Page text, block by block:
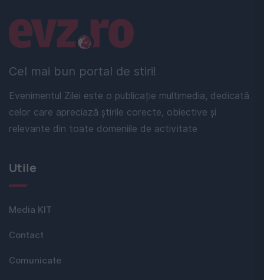
Cel mai bun portal de stiri!
Evenimentul Zilei este o publicație multimedia, dedicată
celor care apreciază știrile corecte, obiective și
relevante din toate domeniile de activitate
Linkuri utile
Utile
Media KIT
Contact
Comunicate